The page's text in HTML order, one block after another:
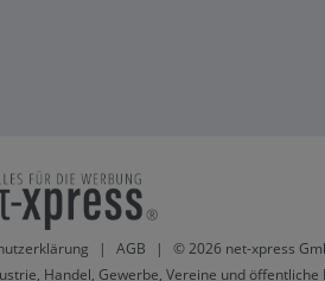
| AGB |
© 2026 net-xpress
Handel, Gewerbe, Vereine und öffentliche